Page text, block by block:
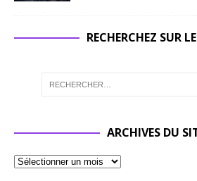
RECHERCHEZ SUR
ARCHIVES DU